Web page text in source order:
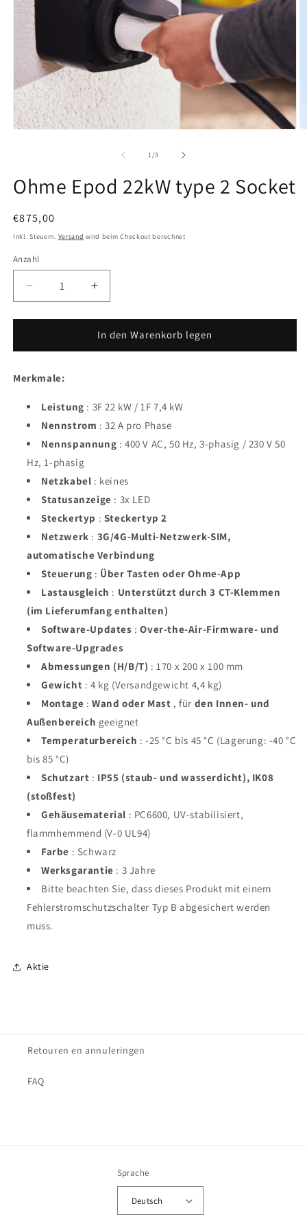
1/von
3
Ohme Epod 22kW type 2 Socket
Normaler Preis
€875,00
Inkl. Steuern. Versand wird beim Checkout berechnet
Anzahl
Anzahl
Verringere die Menge für Ohme Epod 22kW type
Erhöhe die Menge für Ohme Epod
In den Warenkorb legen
Merkmale:
Leistung : 3F 22 kW / 1F 7,4 kW
Nennstrom : 32 A pro Phase
Nennspannung : 400 V AC, 50 Hz, 3-phasig / 230 V 50
Hz, 1-phasig
Netzkabel : keines
Statusanzeige : 3x LED
Steckertyp : Steckertyp 2
Netzwerk : 3G/4G-Multi-Netzwerk-SIM,
automatische Verbindung
Steuerung : Über Tasten oder Ohme-App
Lastausgleich : Unterstützt durch 3 CT-Klemmen
(im Lieferumfang enthalten)
Software-Updates :Over-the-Air-Firmware- und
Software-Upgrades
Abmessungen (H/B/T) : 170 x 200 x 100 mm
Gewicht : 4 kg (Versandgewicht 4,4 kg)
Montage :Wand oder Mast , für den Innen- und
Außenbereich geeignet
Temperaturbereich : -25 °C bis 45 °C (Lagerung: -40 °C
bis 85 °C)
Schutzart : IP55 (staub- und wasserdicht), IK08
(stoßfest)
Gehäusematerial : PC6600, UV-stabilisiert,
flammhemmend (V-0 UL94)
Farbe : Schwarz
Werksgarantie : 3 Jahre
Bitte beachten Sie, dass dieses Produkt mit einem
Fehlerstromschutzschalter Typ B abgesichert werden
muss.
Aktie
Retouren en annuleringen
FAQ
Sprache
Deutsch